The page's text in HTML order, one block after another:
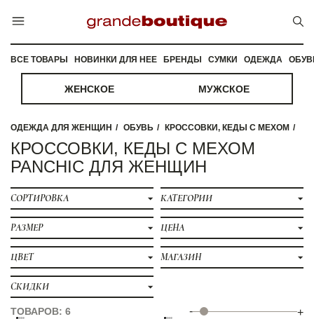
ВСЕ ТОВАРЫ НОВИНКИ ДЛЯ НЕЕ БРЕНДЫ СУМКИ ОДЕЖДА
ЖЕНСКОЕ МУЖСКОЕ
ОДЕЖДА ДЛЯ ЖЕНЩИН ОБУВЬ КРОССОВКИ, КЕДЫ С МЕХОМ
КРОССОВКИ, КЕДЫ С МЕХОМ
PANCHIC ДЛЯ ЖЕНЩИН
СОРТИРОВКА КАТЕГОРИИ
РАЗМЕР ЦЕНА
ЦВЕТ МАГАЗИН
СКИДКИ
ТОВАРОВ: 6 - +